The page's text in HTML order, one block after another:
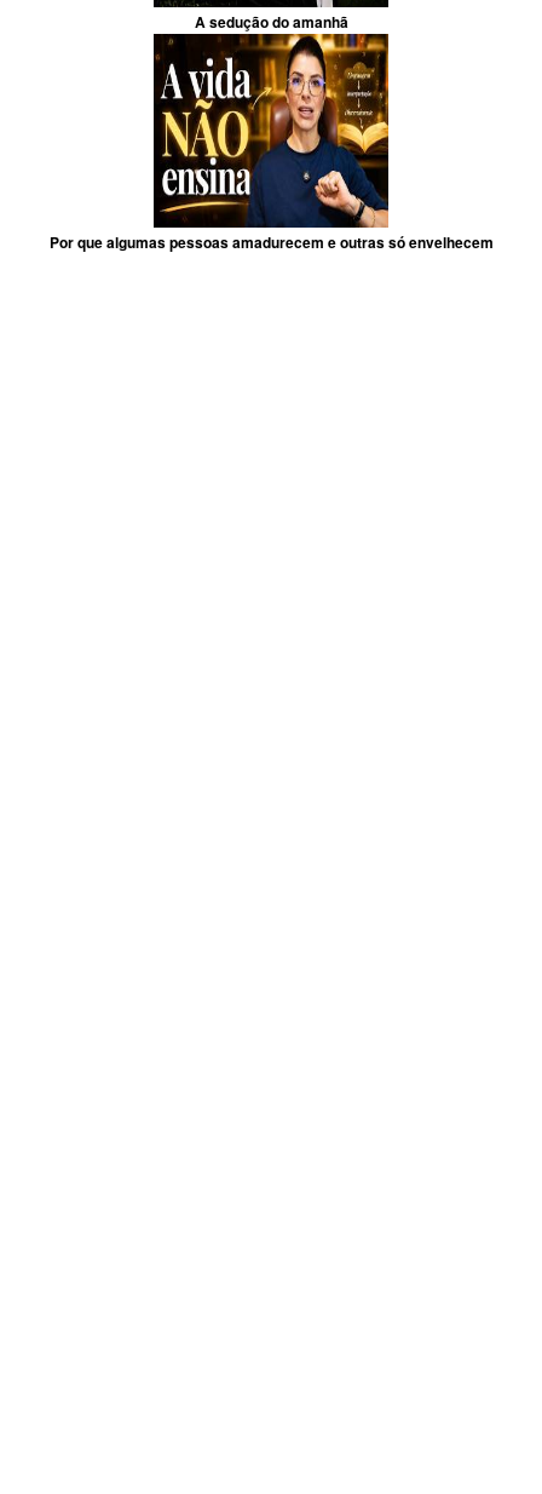
A sedução do amanhã
Por que algumas pessoas amadurecem e outras só envelhecem